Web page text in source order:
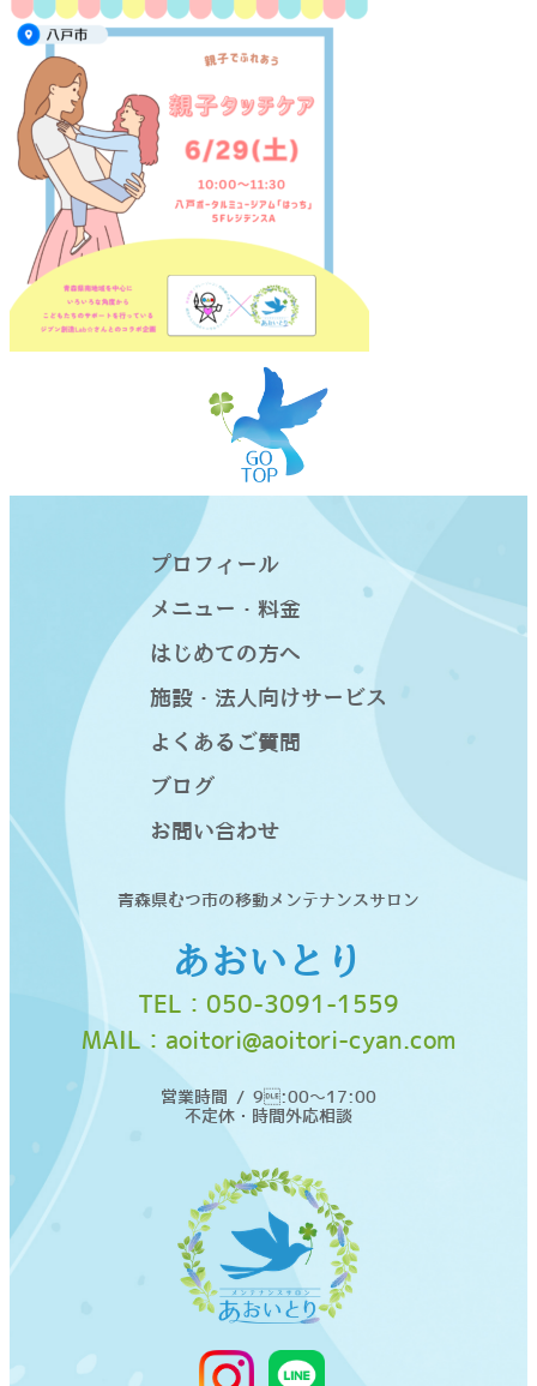
青森県むつ市の移動メンテナンスサロン
あおいとり
TEL： 050-3091-1559
MAIL： aoitori@aoitori-cyan.com
営業時間 / 9:00〜17:00
不定休・時間外応相談
プロフィール
メニュー・料金
はじめての方へ
施設・法人向けサービス
よくあるご質問
ブログ
お問い合わせ